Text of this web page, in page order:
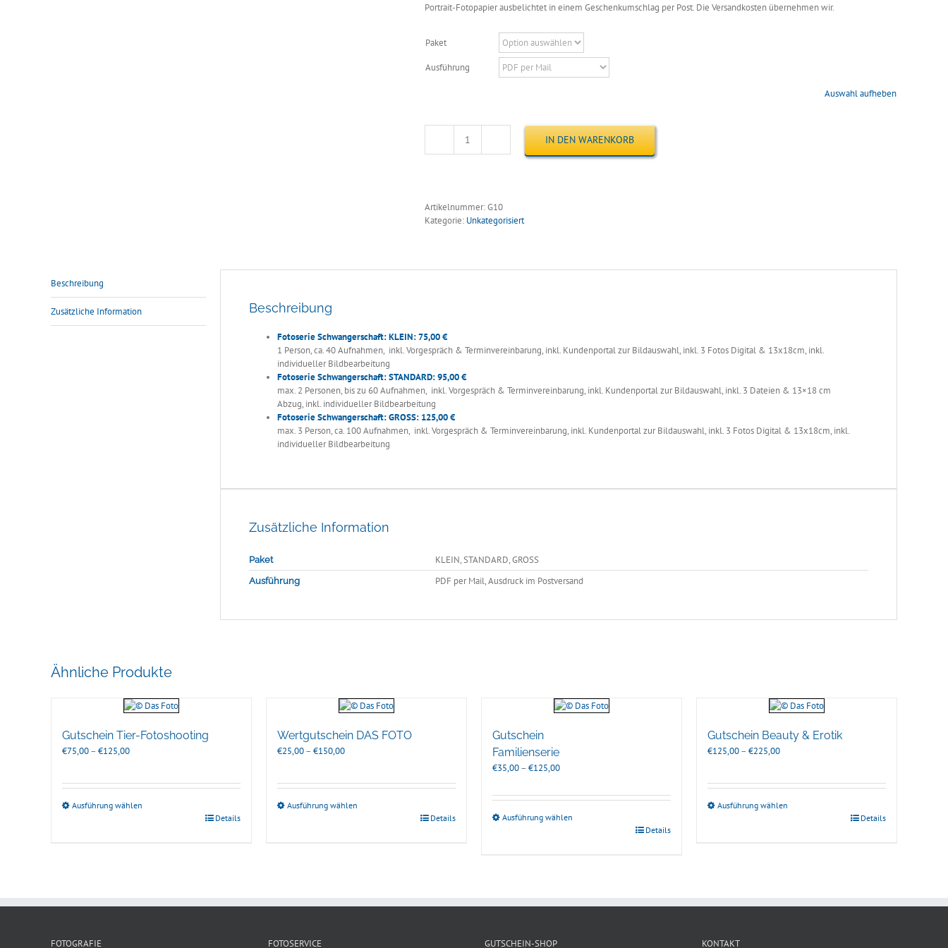
Portrait-Fotopapier ausbelichtet in einem Geschenkumschlag per Post. Die Versandkosten übernehmen wir.
Paket
Ausführung
Auswahl aufheben
Gutschein
IN DEN WARENKORB
Artikelnummer:G10
Kategorie: Unkategorisiert
Beschreibung
Zusätzliche Information Beschreibung
Fotoserie Schwangerschaft: KLEIN: 75,00 €
1 Person, ca. 40 Aufnahmen, inkl. Vorgespräch & Terminvereinbarung, inkl. Kundenportal zur Bildauswahl, inkl. 3 Fotos Digital & 13x18cm, inkl.
individueller Bildbearbeitung
Fotoserie Schwangerschaft: STANDARD: 95,00 €
max. 2 Personen, bis zu 60 Aufnahmen, inkl. Vorgespräch & Terminvereinbarung, inkl. Kundenportal zur Bildauswahl, inkl. 3 Dateien & 13×18 cm
Abzug, inkl. individueller Bildbearbeitung
Fotoserie Schwangerschaft: GROSS: 125,00 €
max. 3 Person, ca. 100 Aufnahmen, inkl. Vorgespräch & Terminvereinbarung, inkl. Kundenportal zur Bildauswahl, inkl. 3 Fotos Digital & 13x18cm, inkl.
individueller Bildbearbeitung
Zusätzliche Information
Paket KLEIN, STANDARD, GROSS
Ausführung PDF per Mail, Ausdruck im Postversand
Ähnliche Produkte
Gutschein Tier-Fotoshooting
€75,00– €125,00Preisspanne:
€125,00
Ausführung wählen
Details
Wertgutschein DAS FOTO
€25,00– €150,00Preisspanne:
€150,00
Ausführung wählen
Details
Gutschein
Familienserie
€35,00– €125,00Preisspanne:
bis
Ausführung wählen
Details
Gutschein Beauty & Erotik
€125,00– €225,00Preisspanne:
€225,00
Ausführung wählen
Details
FOTOGRAFIE FOTOSERVICE GUTSCHEIN-SHOP KONTAKT